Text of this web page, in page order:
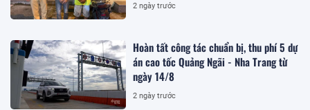
2 ngày trước
Hoàn tất công tác chuẩn bị, thu phí 5 dự
án cao tốc Quảng Ngãi - Nha Trang từ
ngày 14/8
2 ngày trước